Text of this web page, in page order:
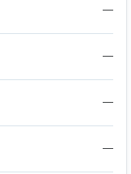
—
—
—
—